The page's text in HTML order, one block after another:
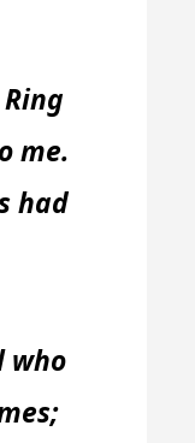
me.
had
who